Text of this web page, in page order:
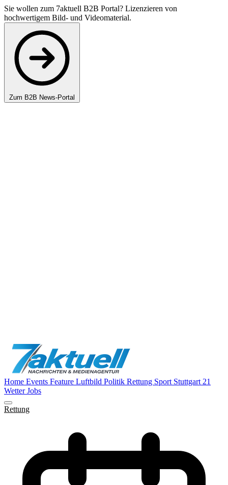
Sie wollen zum 7aktuell B2B Portal? Lizenzieren von
hochwertigem Bild- und Videomaterial.
Zum B2B News-Portal
Home Events Feature Luftbild Politik Rettung Sport Stuttgart 21
WetterJobs
Rettung